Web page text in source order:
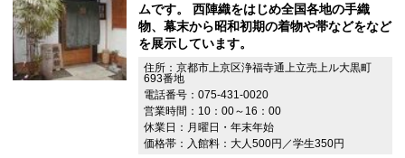
ムです。 西陣織をはじめ全国各地の手織
物、幕末から昭和初期の着物や帯などをなど
を展示しています。
住所：京都市上京区浄福寺通上立売上ル大黒町
693番地
電話番号：075-431-0020
営業時間：10：00～16：00
休業日：月曜日・年末年始
価格帯：入館料：大人500円／学生350円